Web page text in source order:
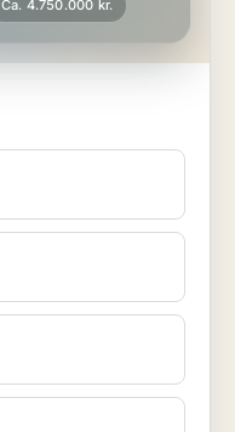
Ca. 4.750.000 kr.